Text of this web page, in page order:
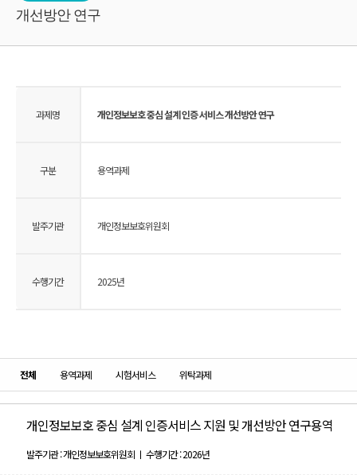
개선방안 연구
과제명 개인정보보호 중심 설계 인증 서비스 개선방안 연구
구분 용역과제
발주기관 개인정보보호위원회
수행기간 2025년
전체 용역과제 시험서비스 위탁과제
개인정보보호 중심 설계 인증서비스 지원 및 개선방안 연구용역
발주기관 : 개인정보보호위원회 ㅣ 수행기간 : 2026년